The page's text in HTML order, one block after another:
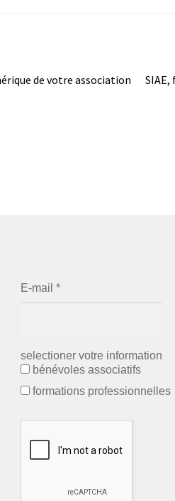
de votre association
E-mail*
selectioner votre information
bénévoles associatifs
formations professionnelles